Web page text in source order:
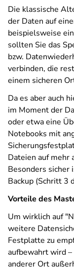
Die klassische
der Daten auf
beispielsweise
sollten Sie das
bzw.
verbinden, die
einem sicheren
Da es aber auch
im Moment der
oder etwa eine
Notebooks mit
Dateien auf mehr
Besonders sicher
Backup (Schritt 3
Vorteile des
Um wirklich auf
weitere
Festplatte zu
aufbewahrt wird –
anderer Ort